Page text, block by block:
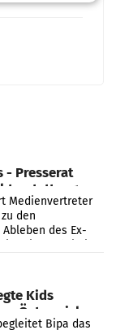
- Presserat
Medienvertreter
den
des Ex-
Kids
Österreichs
Bipa das